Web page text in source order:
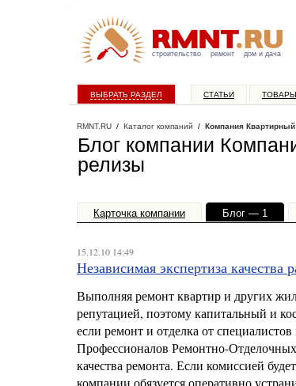
строительство ремонт дом и дача
ВЫБРАТЬ РАЗДЕЛ СТАТЬИ ТОВАРЫ
RMNT.RU / Каталог компаний / Компания
Блог компании
релизы
Карточка компании Блог — 1
15.12.10 14:49
Независимая экспертиза
Выполняя ремонт квартир и других
репутацией, поэтому капитальный и
если ремонт и отделка от
Профессионалов Ремонтно-
качества ремонта. Если комиссией
компании обязуется оперативно